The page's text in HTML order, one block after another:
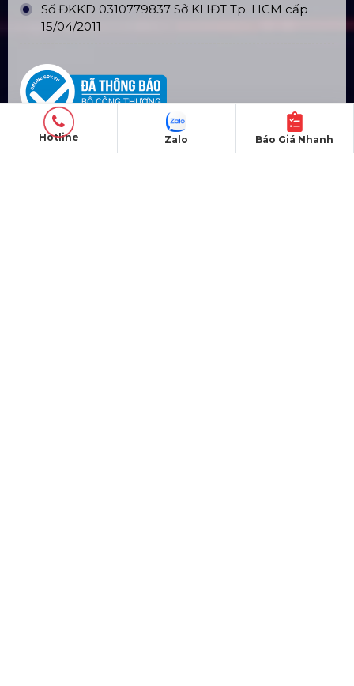
Số ĐKKD 0310779837 Sở KHĐT Tp. HCM cấp
15/04/2011
Hotline Báo Giá Nhanh
Zalo